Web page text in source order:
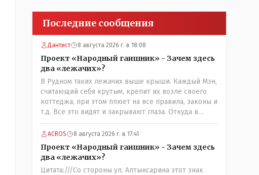
Последние сообщения
Дантист 8 августа 2026 г. в 18:08
Проект «Народный гаишник» - Зачем здесь
два «лежачих»?
В Рудном таких лежачих выше крыши. Каждый Мэн,
считающий себя крутым, крепит их возле своего
коттеджа, при этом плюет на все правила, законы и
т.д. Все это видят и закрывают глаза. Откуда в
стране будет порядок?
ACROS 8 августа 2026 г. в 17:41
Проект «Народный гаишник» - Зачем здесь
два «лежачих»?
Цитата:///Со стороны ул. Алтынсарина этот знак